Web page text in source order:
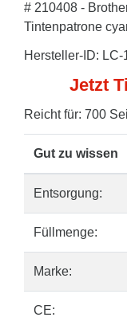
# 210408 -
Tintenpatrone
Hersteller-ID:
Jetzt
Reicht für: 700
Gut zu wissen
Entsorgung:
Füllmenge:
Marke:
CE: